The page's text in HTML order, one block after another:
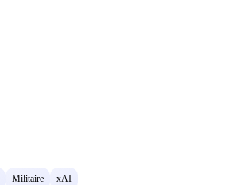
Militaire xAI